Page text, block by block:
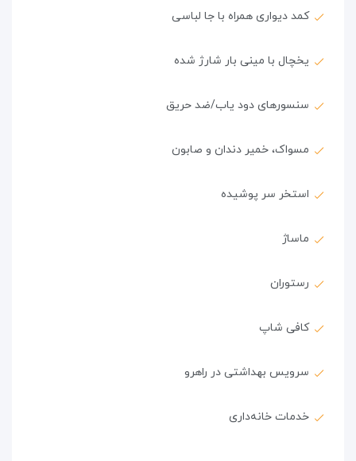
کمد دیواری همراه با جا لباسی
یخچال با مینی بار شارژ شده
سنسورهای دود یاب/ضد حریق
مسواک، خمیر دندان و صابون
استخر سر پوشیده
ماساژ
رستوران
کافی شاپ
سرویس بهداشتی در راهرو
خدمات خانه‌داری